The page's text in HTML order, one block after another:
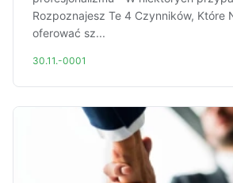
Rozpoznajesz Te 4 Czynników, Które
oferować sz...
30.11.-0001